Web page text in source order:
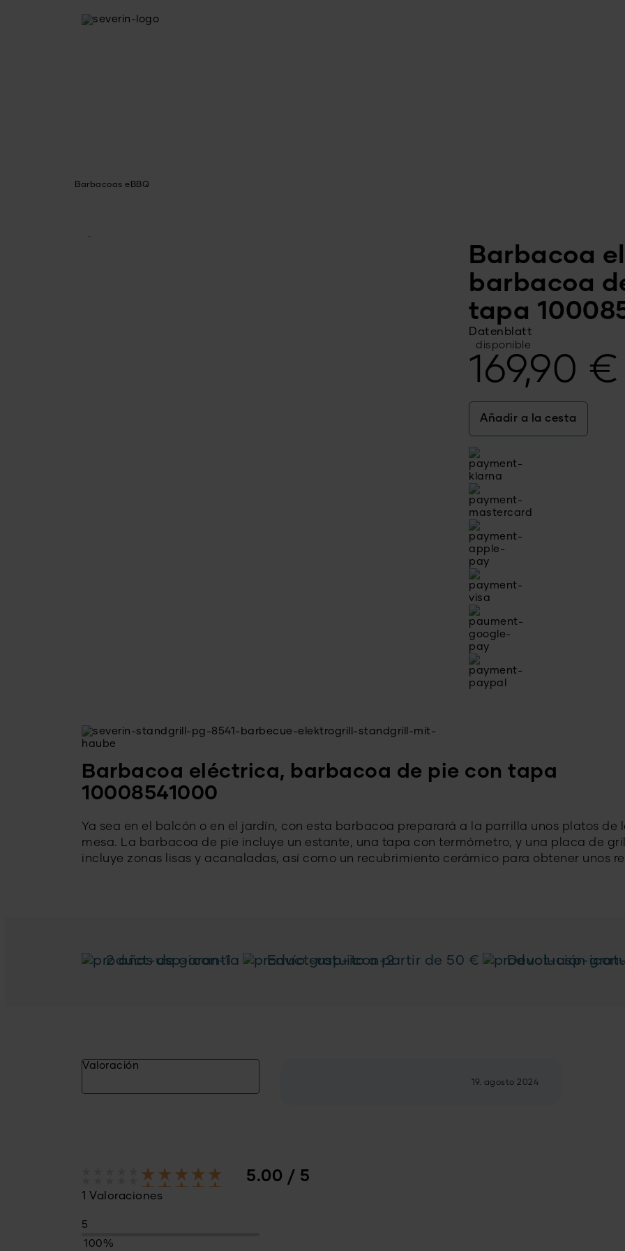
Barbacoas eBBQ
Barbacoa
barbacoa
tapa
Datenblatt
disponible
169,90 €
Añadir a la cesta
Barbacoa eléctrica, barbacoa de pie con tapa
10008541000
Ya sea en el balcón o en el jardín, con esta barbacoa preparará a la parrilla unos platos de
mesa. La barbacoa de pie incluye un estante, una tapa con termómetro, y una placa de
incluye zonas lisas y acanaladas, así como un recubrimiento cerámico para obtener unos
2 años de garantía Envío gratuito a partir de 50 € Devolución
Valoración
5.00 / 5
1 Valoraciones
5
100%
19. agosto 2024